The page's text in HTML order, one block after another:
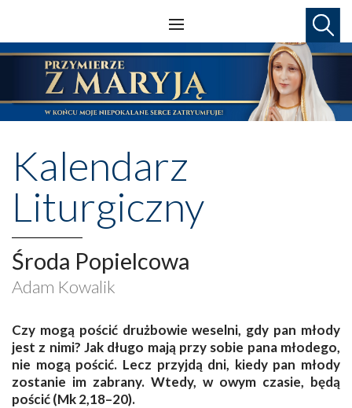
Kalendarz
Liturgiczny
Środa Popielcowa
Adam Kowalik
Czy mogą pościć drużbowie weselni, gdy pan młody
jest z nimi? Jak długo mają przy sobie pana młodego,
nie mogą pościć. Lecz przyjdą dni, kiedy pan młody
zostanie im zabrany. Wtedy, w owym czasie, będą
pościć (Mk 2,18–20).